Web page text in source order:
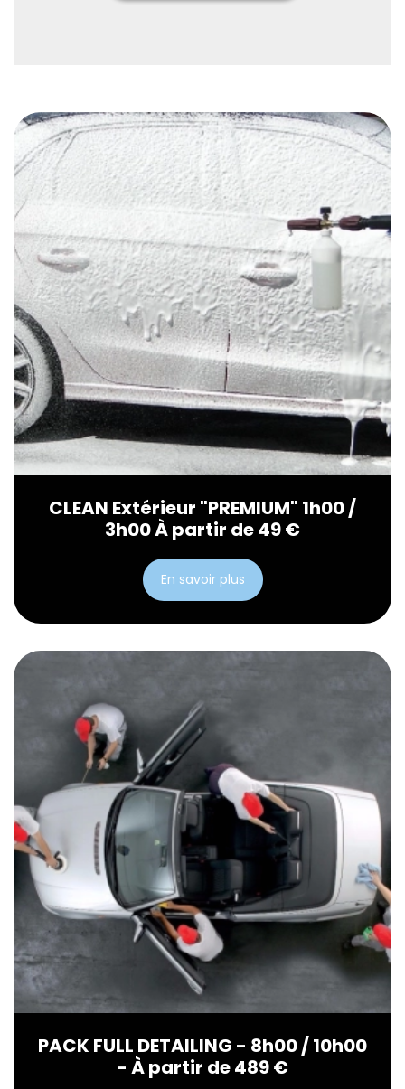
CLEAN Extérieur "PREMIUM" 1h00 /
3h00 À partir de 49 €
En savoir plus
PACK FULL DETAILING - 8h00 / 10h00
- À partir de 489 €